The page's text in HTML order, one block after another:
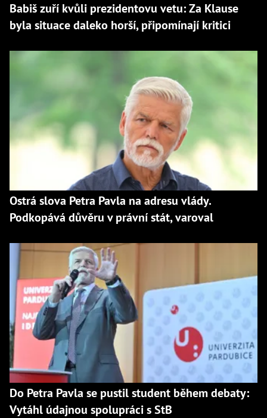
Babiš zuří kvůli prezidentovu vetu: Za Klause
byla situace daleko horší, připomínají kritici
Ostrá slova Petra Pavla na adresu vlády.
Podkopává důvěru v právní stát, varoval
Do Petra Pavla se pustil student během debaty:
Vytáhl údajnou spolupráci s StB